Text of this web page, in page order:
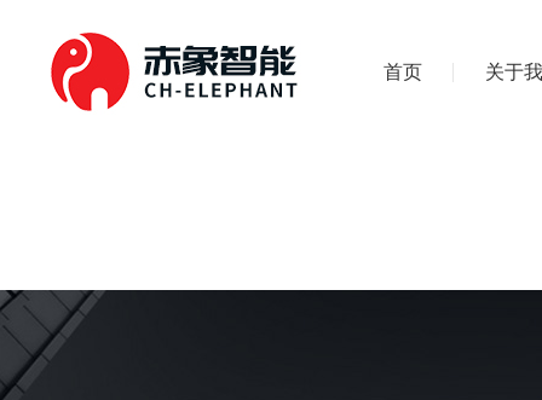
首页 关于